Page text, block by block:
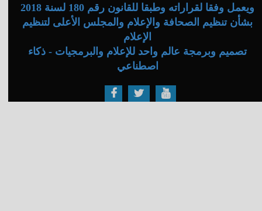
ويعمل وفقا لقراراته وطبقا للقانون رقم 180 لسنة 2018
بشأن تنظيم الصحافة والإعلام والمجلس الأعلى لتنظيم
الإعلام
تصميم وبرمجة عالم واحد للإعلام والبرمجيات - ذكاء
اصطناعي